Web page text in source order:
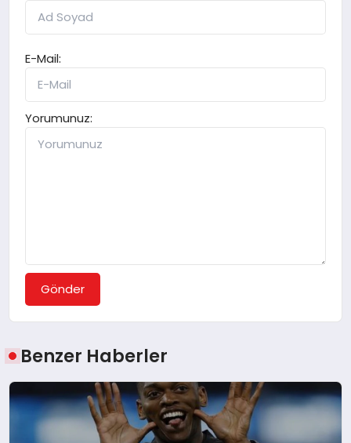
E-Mail:
Yorumunuz:
Gönder
Benzer Haberler